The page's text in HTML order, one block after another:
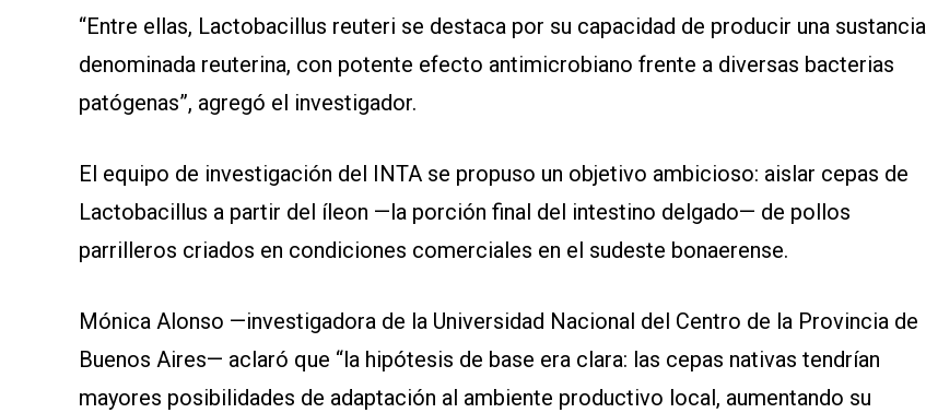
“Entre ellas, Lactobacillus reuteri se destaca por su capacidad de producir una sustancia
denominada reuterina, con potente efecto antimicrobiano frente a diversas bacterias
patógenas”, agregó el investigador.
El equipo de investigación del INTA se propuso un objetivo ambicioso: aislar cepas de
Lactobacillus a partir del íleon —la porción final del intestino delgado— de pollos
parrilleros criados en condiciones comerciales en el sudeste bonaerense.
Mónica Alonso —investigadora de la Universidad Nacional del Centro de la Provincia de
Buenos Aires— aclaró que “la hipótesis de base era clara: las cepas nativas tendrían
mayores posibilidades de adaptación al ambiente productivo local, aumentando su